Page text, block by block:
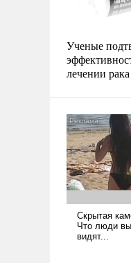
Ученые
лечении рака